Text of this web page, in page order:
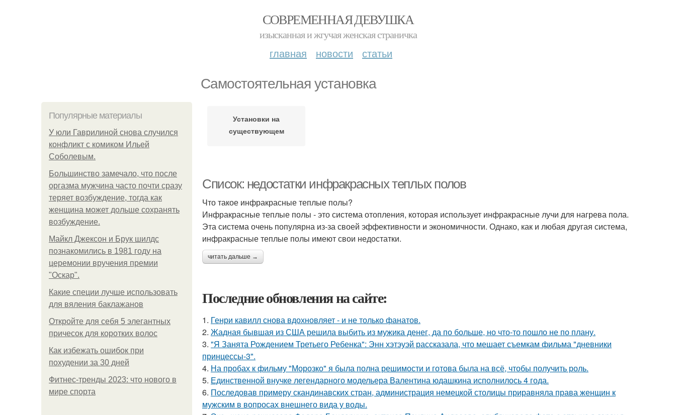
СОВРЕМЕННАЯ ДЕВУШКА
изысканная и жгучая женская страничка
главная новости статьи
Самостоятельная установка
Популярные материалы
У юли Гаврилиной снова случился
конфликт с комиком Ильей
Соболевым.
Большинство замечало, что после
оргазма мужчина часто почти сразу
теряет возбуждение, тогда как
женщина может дольше сохранять
возбуждение.
Майкл Джексон и Брук шилдс
познакомились в 1981 году на
церемонии вручения премии
"Оскар".
Какие специи лучше использовать
для вяления баклажанов
Откройте для себя 5 элегантных
причесок для коротких волос
Как избежать ошибок при
похудении за 30 дней
Фитнес-тренды 2023: что нового в
мире спорта
Установки на
существующем
Список: недостатки инфракрасных теплых полов
Что такое инфракрасные теплые полы?
Инфракрасные теплые полы - это система отопления, которая использует инфракрасные лучи для нагрева пола.
Эта система очень популярна из-за своей эффективности и экономичности. Однако, как и любая другая система,
инфракрасные теплые полы имеют свои недостатки.
читать дальше →
Последние обновления на сайте:
1. Генри кавилл снова вдохновляет - и не только фанатов.
2. Жадная бывшая из США решила выбить из мужика денег, да по больше, но что-то пошло не по плану.
3. "Я Занята Рождением Третьего Ребенка": Энн хэтэуэй рассказала, что мешает съемкам фильма "дневники
принцессы-3".
4. На пробах к фильму "Морозко" я была полна решимости и готова была на всё, чтобы получить роль.
5. Единственной внучке легендарного модельера Валентина юдашкина исполнилось 4 года.
6. Последовав примеру скандинавских стран, администрация немецкой столицы приравняла права женщин к
мужским в вопросах внешнего вида у воды.